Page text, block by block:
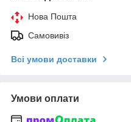
Нова Пошта
Самовивіз
Всі умови доставки
Умови оплати